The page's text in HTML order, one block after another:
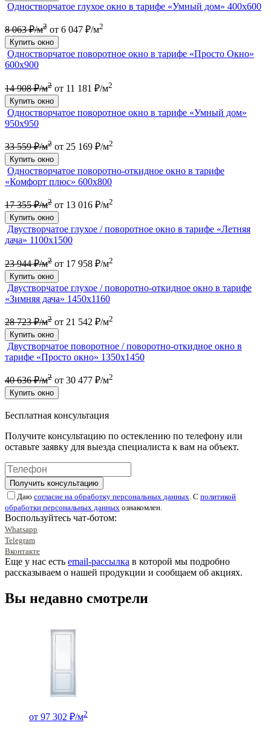
Одностворчатое глухое окно в тарифе «Умный дом» 400х600
8 063 ₽/м2 от 6 047 ₽/м2
Купить окно
Одностворчатое поворотное окно в тарифе «Просто Окно»
600х900
14 908 ₽/м2 от 11 181 ₽/м2
Купить окно
Одностворчатое поворотное окно в тарифе «Умный дом»
950х950
33 559 ₽/м2 от 25 169 ₽/м2
Купить окно
Одностворчатое поворотно-откидное окно в тарифе
«Комфорт плюс» 600х800
17 355 ₽/м2 от 13 016 ₽/м2
Купить окно
Двустворчатое глухое / поворотное окно в тарифе «Летняя
дача» 1100х1500
23 944 ₽/м2 от 17 958 ₽/м2
Купить окно
Двустворчатое глухое / поворотно-откидное окно в тарифе
«Зимняя дача» 1450х1160
28 723 ₽/м2 от 21 542 ₽/м2
Купить окно
Двустворчатое поворотное / поворотно-откидное окно в
тарифе «Просто окно» 1350х1450
40 636 ₽/м2 от 30 477 ₽/м2
Купить окно
Бесплатная консультация
Получите консультацию по остеклению по телефону или
оставьте заявку для выезда специалиста к вам на объект.
Получить консультацию
Даю согласие на обработку персональных данных. С политикой
обработки персональных данных ознакомлен.
Воспользуйтесь чат-ботом:
Whatsapp
Telegram
Вконтакте
Еще у нас есть email-рассылка в которой мы подробно
рассказываем о нашей продукции и сообщаем об акциях.
Вы недавно смотрели
от 97 302 ₽/м2